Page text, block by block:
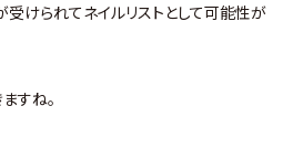
けられてネイルリストとして可能性が
すね。